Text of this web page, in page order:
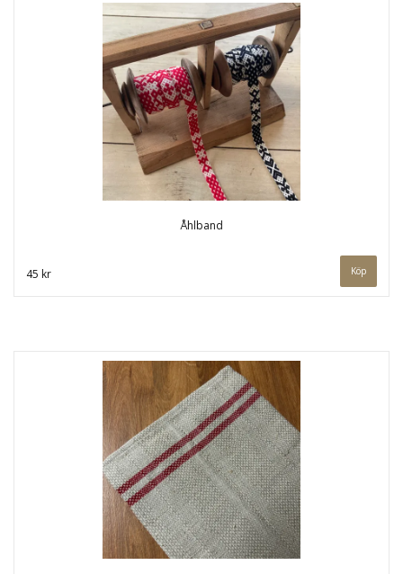
Åhlband
45 kr Köp